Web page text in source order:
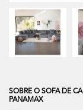
SOBRE O SOFA DE
PANAMAX